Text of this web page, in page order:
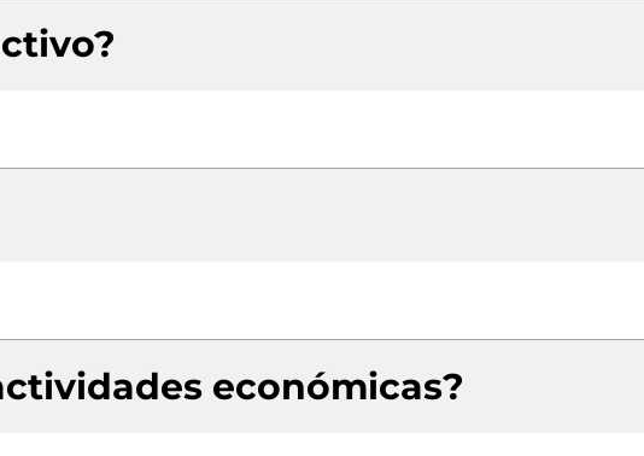
económicas?